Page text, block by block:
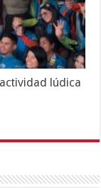
lúdica